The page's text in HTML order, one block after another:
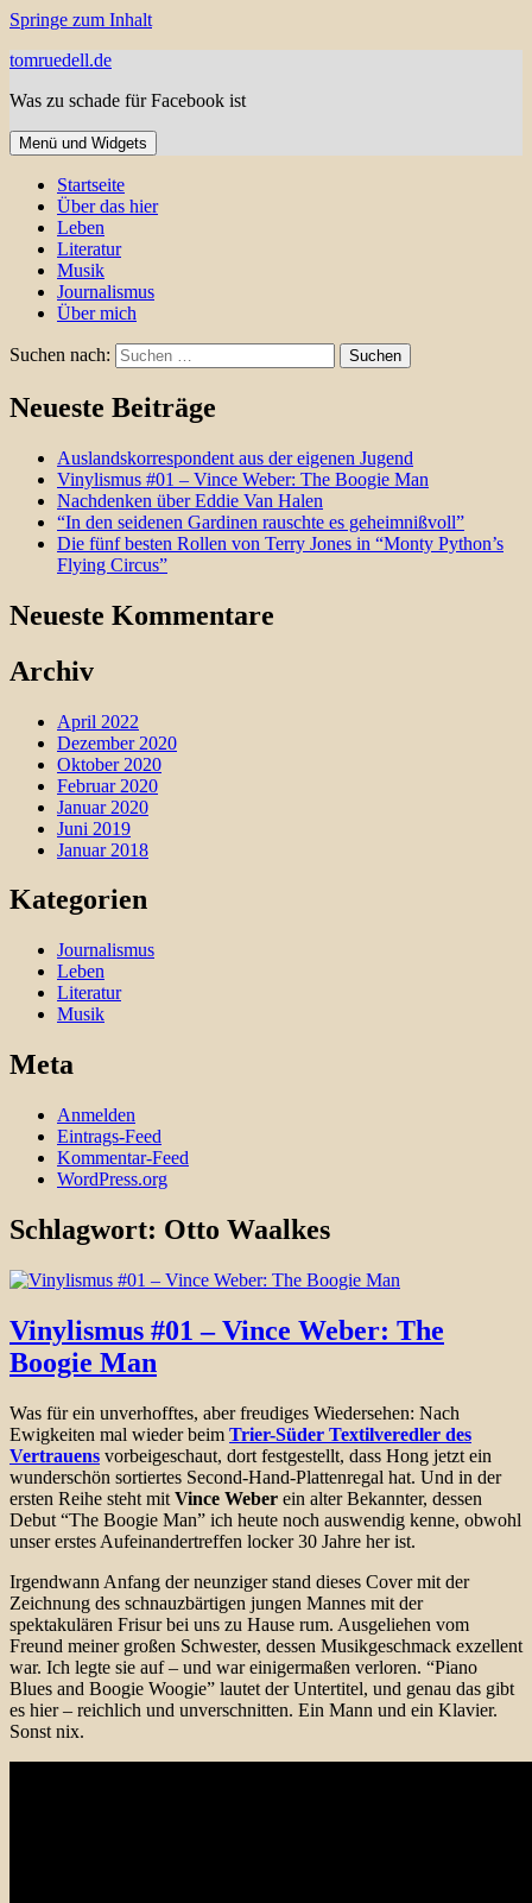
Springe zum Inhalt
tomruedell.de
Was zu schade für Facebook ist
Menü und Widgets
Startseite
Über das hier
Leben
Literatur
Musik
Journalismus
Über mich
Suchen nach:
Neueste Beiträge
Auslandskorrespondent aus der eigenen Jugend
Vinylismus #01 – Vince Weber: The Boogie Man
Nachdenken über Eddie Van Halen
“In den seidenen Gardinen rauschte es geheimnißvoll”
Die fünf besten Rollen von Terry Jones in “Monty Python’s
Flying Circus”
Neueste Kommentare
Archiv
April 2022
Dezember 2020
Oktober 2020
Februar 2020
Januar 2020
Juni 2019
Januar 2018
Kategorien
Journalismus
Leben
Literatur
Musik
Meta
Anmelden
Eintrags-Feed
Kommentar-Feed
WordPress.org
Schlagwort: Otto Waalkes
Vinylismus #01 – Vince Weber: The
Boogie Man
Was für ein unverhofftes, aber freudiges Wiedersehen: Nach
Ewigkeiten mal wieder beim Trier-Süder Textilveredler des
Vertrauens vorbeigeschaut, dort festgestellt, dass Hong jetzt ein
wunderschön sortiertes Second-Hand-Plattenregal hat. Und in der
ersten Reihe steht mit Vince Weber ein alter Bekannter, dessen
Debut “The Boogie Man” ich heute noch auswendig kenne, obwohl
unser erstes Aufeinandertreffen locker 30 Jahre her ist.
Irgendwann Anfang der neunziger stand dieses Cover mit der
Zeichnung des schnauzbärtigen jungen Mannes mit der
spektakulären Frisur bei uns zu Hause rum. Ausgeliehen vom
Freund meiner großen Schwester, dessen Musikgeschmack exzellent
war. Ich legte sie auf – und war einigermaßen verloren. “Piano
Blues and Boogie Woogie” lautet der Untertitel, und genau das gibt
es hier – reichlich und unverschnitten. Ein Mann und ein Klavier.
Sonst nix.